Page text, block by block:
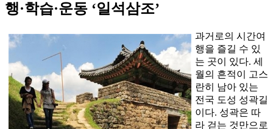
행·학습·운동 ‘일석삼조’
과거로의 시간여
행을 즐길 수 있
는 곳이 있다. 세
월의 흔적이 고스
란히 남아 있는
전국 도성 성곽길
이다. 성곽은 따
라 걷는 것만으로